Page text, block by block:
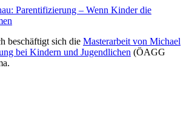
Parentifizierung – Wenn Kinder die
beschäftigt sich die Masterarbeit von Michael
bei Kindern und Jugendlichen (ÖAGG